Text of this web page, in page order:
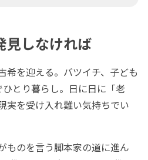
見しなければ
希を迎える。バツイチ、子ども
とり暮らし。日に日に「老
実を受け入れ難い気持ちでい
ものを言う脚本家の道に進ん